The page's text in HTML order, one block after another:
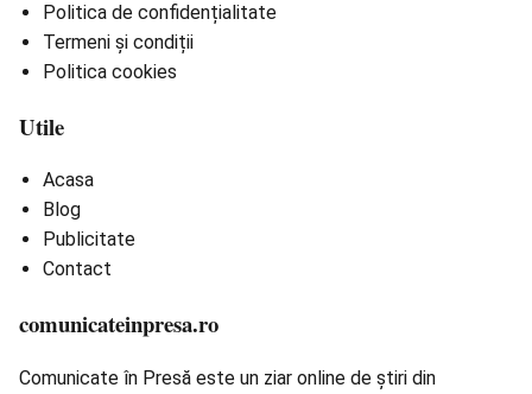
Politica de confidențialitate
Termeni și condiții
Politica cookies
Utile
Acasa
Blog
Publicitate
Contact
comunicateinpresa.ro
Comunicate în Presă este un ziar online de știri din